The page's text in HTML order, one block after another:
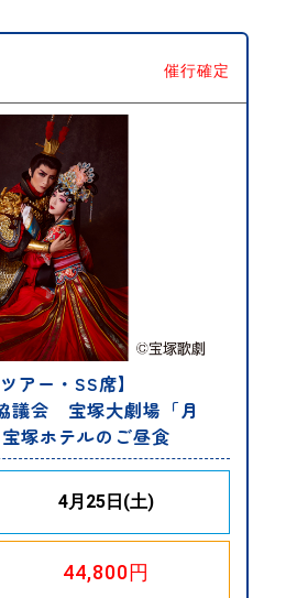
催行確定
アー・SS席】
議会 宝塚大劇場「月
塚ホテルのご昼食
4月25日(土)
44,800円